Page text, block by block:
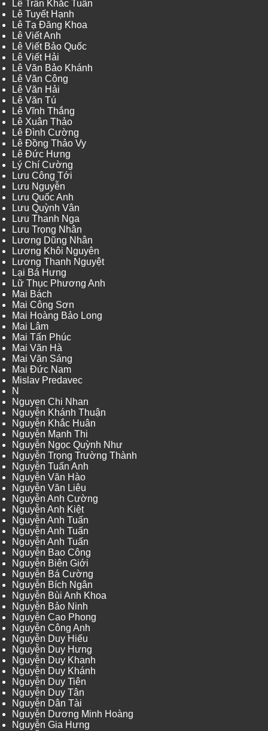
Lê Trần Khắc Tuấn
Lê Tuyết Hạnh
Lê Tạ Đăng Khoa
Lê Viết Anh
Lê Viết Bảo Quốc
Lê Viết Hải
Lê Văn Bảo Khánh
Lê Văn Công
Lê Văn Hải
Lê Văn Tú
Lê Vĩnh Thắng
Lê Xuân Thảo
Lê Đình Cường
Lê Đồng Thảo Vy
Lê Đức Hưng
Lý Chí Cường
Lưu Công Tới
Lưu Nguyễn
Lưu Quốc Anh
Lưu Quỳnh Vân
Lưu Thanh Nga
Lưu Trọng Nhân
Lương Dũng Nhân
Lương Khôi Nguyên
Lương Thanh Nguyệt
Lại Bá Hưng
Lữ Thục Phương Anh
Mai Bách
Mai Công Sơn
Mai Hoàng Bảo Long
Mai Lâm
Mai Tấn Phúc
Mai Văn Hà
Mai Văn Sáng
Mai Đức Nam
Mislav Predavec
N
Nguyen Chi Nhan
Nguyễn Khánh Thuận
Nguyễn Khắc Huân
Nguyễn Mạnh Thi
Nguyễn Ngọc Quỳnh Như
Nguyễn Trọng Trường Thành
Nguyễn Tuấn Anh
Nguyễn Văn Hào
Nguyễn Văn Liêu
Nguyễn Anh Cường
Nguyễn Anh Kiệt
Nguyễn Anh Tuấn
Nguyễn Anh Tuấn
Nguyễn Anh Tuấn
Nguyễn Bao Công
Nguyễn Biên Giới
Nguyễn Bá Cường
Nguyễn Bích Ngân
Nguyễn Bùi Anh Khoa
Nguyễn Bảo Ninh
Nguyễn Cao Phong
Nguyễn Công Anh
Nguyễn Duy Hiếu
Nguyễn Duy Hưng
Nguyễn Duy Khanh
Nguyễn Duy Khánh
Nguyễn Duy Tiên
Nguyễn Duy Tân
Nguyễn Dân Tài
Nguyễn Dương Minh Hoàng
Nguyễn Gia Hưng